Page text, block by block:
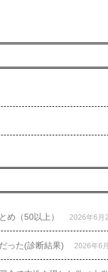
め（50以上） 2026年6月
った(診断結果) 2026年6